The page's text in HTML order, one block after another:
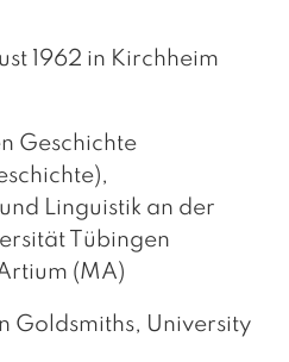
1962 in Kirchheim
Geschichte
Linguistik an der
Tübingen
(MA)
Goldsmiths, University